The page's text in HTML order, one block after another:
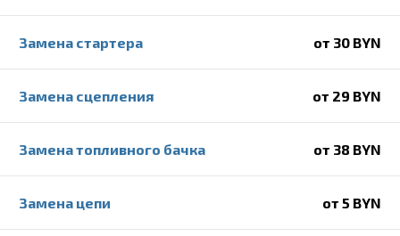
Замена стартера от 30 BYN
Замена сцепления от 29 BYN
Замена топливного бачка от 38 BYN
Замена цепи от 5 BYN